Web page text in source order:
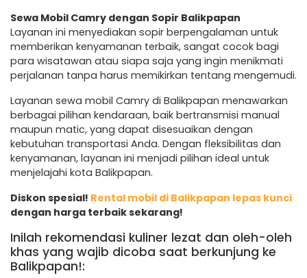
Sewa Mobil Camry dengan Sopir Balikpapan
Layanan ini menyediakan sopir berpengalaman untuk
memberikan kenyamanan terbaik, sangat cocok bagi
para wisatawan atau siapa saja yang ingin menikmati
perjalanan tanpa harus memikirkan tentang mengemudi.
Layanan sewa mobil Camry di Balikpapan menawarkan
berbagai pilihan kendaraan, baik bertransmisi manual
maupun matic, yang dapat disesuaikan dengan
kebutuhan transportasi Anda. Dengan fleksibilitas dan
kenyamanan, layanan ini menjadi pilihan ideal untuk
menjelajahi kota Balikpapan.
Diskon spesial! Rental mobil di Balikpapan lepas kunci
dengan harga terbaik sekarang!
Inilah rekomendasi kuliner lezat dan oleh-oleh
khas yang wajib dicoba saat berkunjung ke
Balikpapan!: